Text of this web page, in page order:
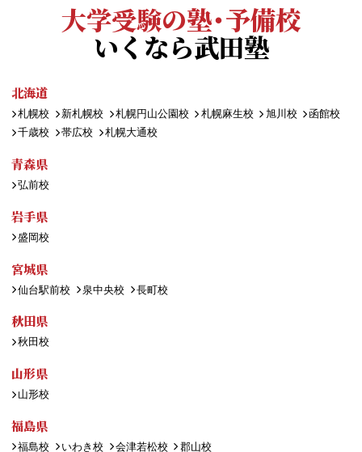
大学受験の塾・予備校
いくなら武田塾
北海道
札幌校 新札幌校 札幌円山公園校 札幌麻生校 旭川校
函館校
千歳校
帯広校 札幌大通校
青森県
弘前校
岩手県
盛岡校
宮城県
仙台駅前校 泉中央校 長町校
秋田県
秋田校
山形県
山形校
福島県
福島校 いわき校 会津若松校 郡山校